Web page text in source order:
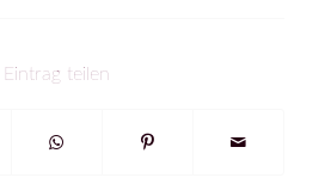
Eintrag teilen